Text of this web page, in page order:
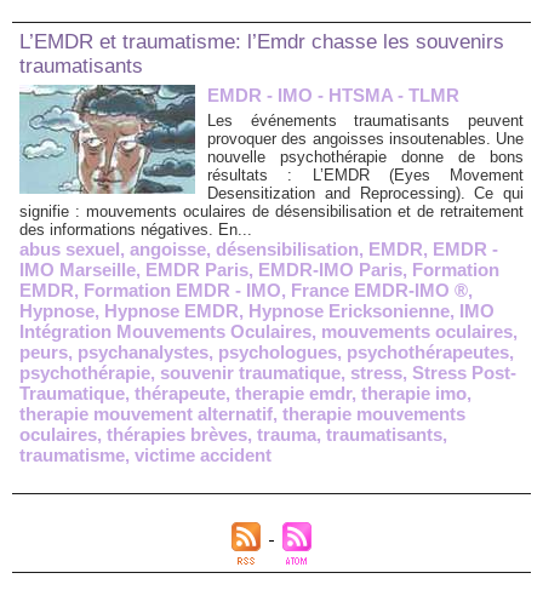
L’EMDR et traumatisme: l’Emdr chasse les souvenirs
traumatisants
EMDR - IMO - HTSMA - TLMR
Les événements traumatisants peuvent
provoquer des angoisses insoutenables. Une
nouvelle psychothérapie donne de bons
résultats : L’EMDR (Eyes Movement
Desensitization and Reprocessing). Ce qui
signifie : mouvements oculaires de désensibilisation et de retraitement
des informations négatives. En...
abus sexuel, angoisse, désensibilisation, EMDR, EMDR -
IMO Marseille, EMDR Paris, EMDR-IMO Paris, Formation
EMDR, Formation EMDR - IMO, France EMDR-IMO ®,
Hypnose, Hypnose EMDR, Hypnose Ericksonienne, IMO
Intégration Mouvements Oculaires, mouvements oculaires,
peurs, psychanalystes, psychologues, psychothérapeutes,
psychothérapie, souvenir traumatique, stress, Stress Post-
Traumatique, thérapeute, therapie emdr, therapie imo,
therapie mouvement alternatif, therapie mouvements
oculaires, thérapies brèves, trauma, traumatisants,
traumatisme, victime accident